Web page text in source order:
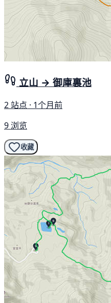
立山 → 御庫裏池
2 站点 · 1个月前
9 浏览
收藏